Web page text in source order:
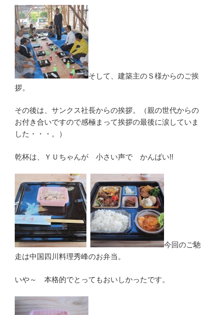
そして、建築主のＳ様からのご挨
拶。
その後は、サンクス社長からの挨拶。（親の世代からの
お付き合いですので感極まって挨拶の最後に涙していま
した・・・。）
乾杯は、ＹＵちゃんが 小さい声で かんぱい!!
今回のご馳
走は中国四川料理秀峰のお弁当。
いや～ 本格的でとってもおいしかったです。